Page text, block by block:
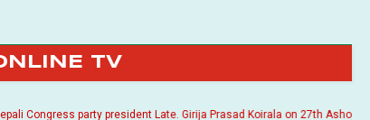
TV
party president Late. Girija Prasad Koirala on 27th Ashoj